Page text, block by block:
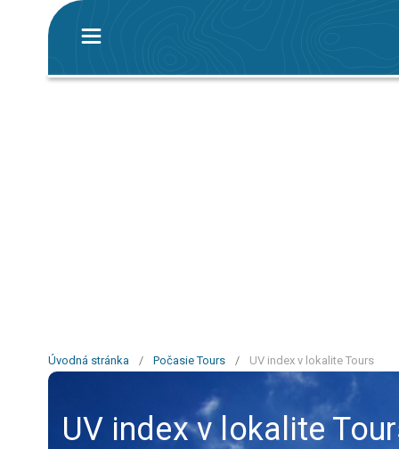
Úvodná stránka / Počasie Tours / UV index v lokalite Tours
UV index v lokalite